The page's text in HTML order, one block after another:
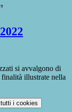
si avvalgono di
illustrate nella
i cookies